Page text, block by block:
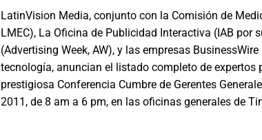
LatinVision Media, conjunto con la Comisión de
LMEC), La Oficina de Publicidad Interactiva (IAB
(Advertising Week, AW), y las empresas
tecnología, anuncian el listado completo de expertos
prestigiosa Conferencia Cumbre de Gerentes
2011, de 8 am a 6 pm, en las oficinas generales de